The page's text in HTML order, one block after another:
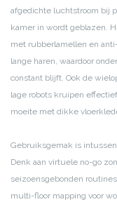
afgedichte luchtstroom bij
kamer in wordt geblazen.
met rubberlamellen en
lange haren, waardoor
constant blijft. Ook de
lage robots kruipen
moeite met dikke
Gebruiksgemak is
Denk aan virtuele no-go
seizoensgebonden
multi-floor mapping voor